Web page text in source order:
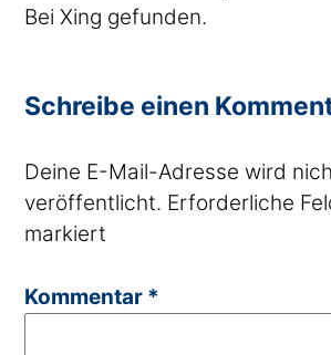
Bei Xing gefunden.
Schreibe einen
Deine E-Mail-Adresse wird
veröffentlicht. Erforderliche
markiert
Kommentar *